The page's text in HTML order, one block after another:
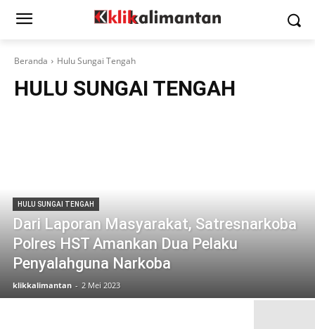
Beranda Hulu Sungai Tengah
HULU SUNGAI TENGAH
HULU SUNGAI TENGAH
Dari Laporan Masyarakat, Satresnarkoba
Polres HST Amankan Dua Pelaku
Penyalahguna Narkoba
klikkalimantan - 2 Mei 2023